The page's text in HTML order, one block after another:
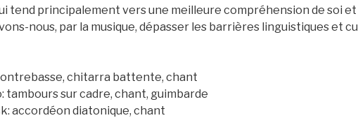
tend principalement vers une meilleure compréhension de soi et
nous, par la musique, dépasser les barrières linguistiques et
chitarra battente, chant
tambours sur cadre, chant, guimbarde
accordéon diatonique, chant